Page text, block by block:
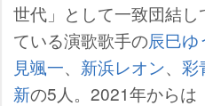
世代」として一致団結し
ている演歌歌手の辰巳ゆ
見颯一、 新浜レオン、 彩
新の5人。2021年からは